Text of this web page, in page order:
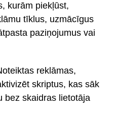
kurām piekļūst,
tīklus, uzmācīgus
paziņojumus vai
reklāmas,
skriptus, kas sāk
bez skaidras lietotāja